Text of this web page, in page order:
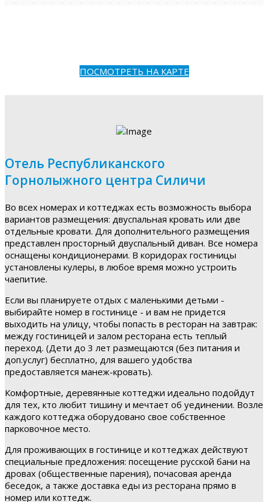
ПОСМОТРЕТЬ НА КАРТЕ
Отель Республиканского
Горнолыжного центра Силичи
Во всех номерах и коттеджах есть возможность выбора
вариантов размещения: двуспальная кровать или две
отдельные кровати. Для дополнительного размещения
представлен просторный двуспальный диван. Все номера
оснащены кондиционерами. В коридорах гостиницы
установлены кулеры, в любое время можно устроить
чаепитие.
Если вы планируете отдых с маленькими детьми -
выбирайте номер в гостинице - и вам не придется
выходить на улицу, чтобы попасть в ресторан на завтрак:
между гостиницей и залом ресторана есть теплый
переход. (Дети до 3 лет размещаются (без питания и
доп.услуг) бесплатно, для вашего удобства
предоставляется манеж-кровать).
Комфортные, деревянные коттеджи идеально подойдут
для тех, кто любит тишину и мечтает об уединении. Возле
каждого коттеджа оборудовано свое собственное
парковочное место.
Для проживающих в гостинице и коттеджах действуют
специальные предложения: посещение русской бани на
дровах (общественные парения), почасовая аренда
беседок, а также доставка еды из ресторана прямо в
номер или коттедж.